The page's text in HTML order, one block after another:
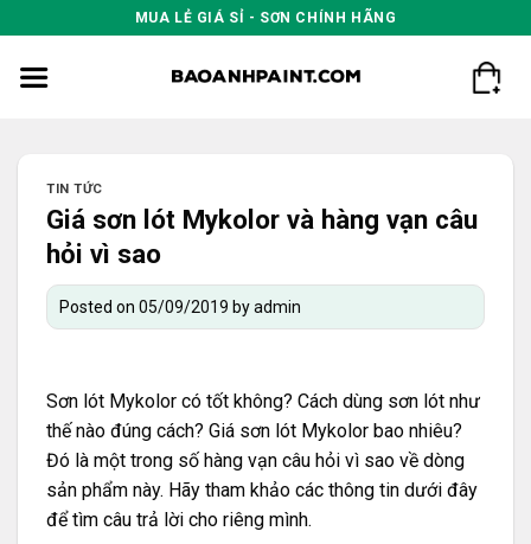
to
content
MUA LẺ GIÁ SỈ - SƠN CHÍNH HÃNG
TIN TỨC
Giá sơn lót Mykolor và hàng vạn câu
hỏi vì sao
Posted on 05/09/2019 byadmin
Sơn lót Mykolor có tốt không? Cách dùng sơn lót như
thế nào đúng cách? Giá sơn lót Mykolor bao nhiêu?
Đó là một trong số hàng vạn câu hỏi vì sao về dòng
sản phẩm này. Hãy tham khảo các thông tin dưới đây
để tìm câu trả lời cho riêng mình.